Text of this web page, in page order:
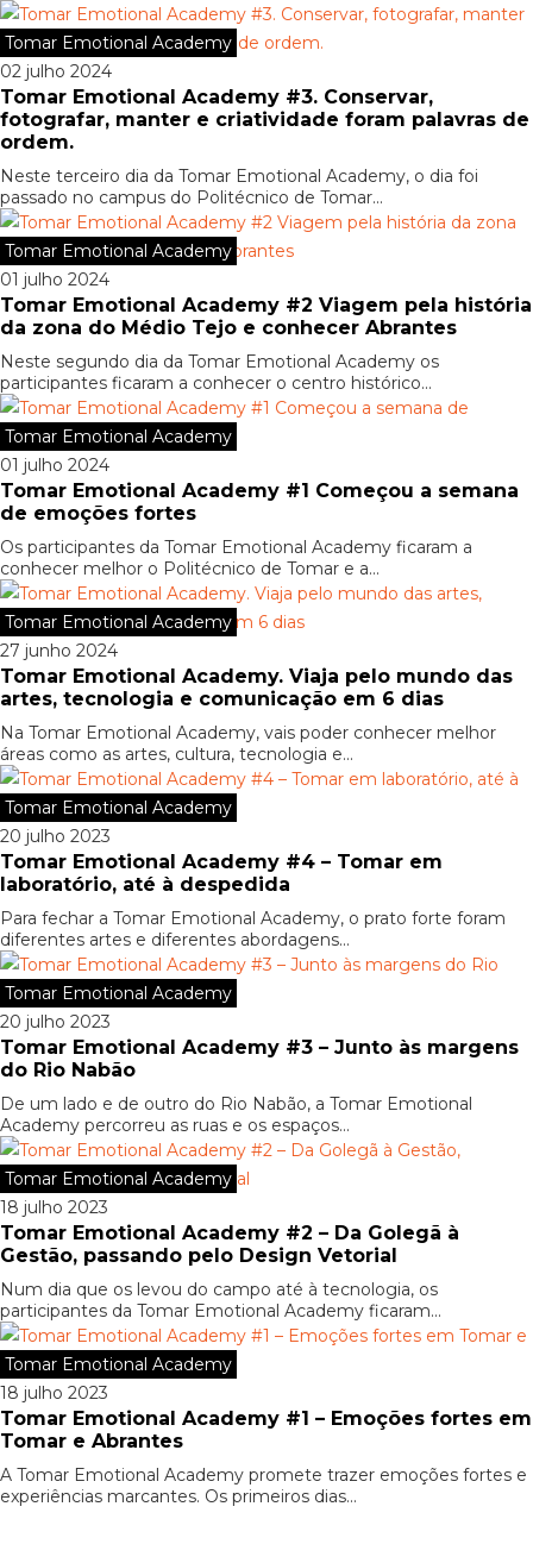
Tomar Emotional Academy
02 julho 2024
Tomar Emotional Academy #3. Conservar,
fotografar, manter e criatividade foram palavras de
ordem.
Neste terceiro dia da Tomar Emotional Academy, o dia foi
passado no campus do Politécnico de Tomar...
Tomar Emotional Academy
01 julho 2024
Tomar Emotional Academy #2 Viagem pela história
da zona do Médio Tejo e conhecer Abrantes
Neste segundo dia da Tomar Emotional Academy os
participantes ficaram a conhecer o centro histórico...
Tomar Emotional Academy
01 julho 2024
Tomar Emotional Academy #1 Começou a semana
de emoções fortes
Os participantes da Tomar Emotional Academy ficaram a
conhecer melhor o Politécnico de Tomar e a...
Tomar Emotional Academy
27 junho 2024
Tomar Emotional Academy. Viaja pelo mundo das
artes, tecnologia e comunicação em 6 dias
Na Tomar Emotional Academy, vais poder conhecer melhor
áreas como as artes, cultura, tecnologia e...
Tomar Emotional Academy
20 julho 2023
Tomar Emotional Academy #4 – Tomar em
laboratório, até à despedida
Para fechar a Tomar Emotional Academy, o prato forte foram
diferentes artes e diferentes abordagens...
Tomar Emotional Academy
20 julho 2023
Tomar Emotional Academy #3 – Junto às margens
do Rio Nabão
De um lado e de outro do Rio Nabão, a Tomar Emotional
Academy percorreu as ruas e os espaços...
Tomar Emotional Academy
18 julho 2023
Tomar Emotional Academy #2 – Da Golegã à
Gestão, passando pelo Design Vetorial
Num dia que os levou do campo até à tecnologia, os
participantes da Tomar Emotional Academy ficaram...
Tomar Emotional Academy
18 julho 2023
Tomar Emotional Academy #1 – Emoções fortes em
Tomar e Abrantes
A Tomar Emotional Academy promete trazer emoções fortes e
experiências marcantes. Os primeiros dias...